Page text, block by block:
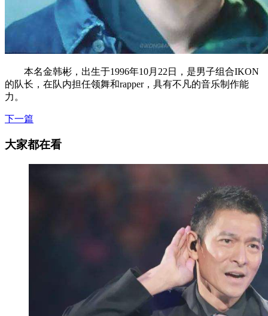
本名金韩彬，出生于1996年10月22日，是男子组合IKON
的队长，在队内担任领舞和rapper，具有不凡的音乐制作能
力。
下一篇
大家都在看